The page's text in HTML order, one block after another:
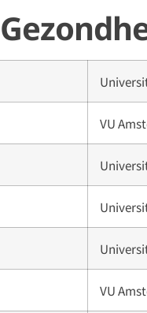
VU
VU